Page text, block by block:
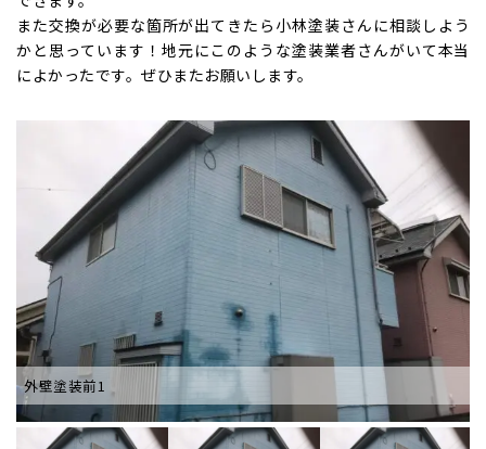
また交換が必要な箇所が出てきたら小林塗装さんに相談しよう
かと思っています！地元にこのような塗装業者さんがいて本当
によかったです。ぜひまたお願いします。
外壁塗装前1